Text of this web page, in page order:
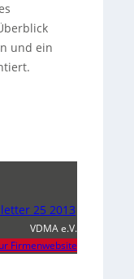
und ein
25 2013
VDMA e.V.
Firmenwebsite